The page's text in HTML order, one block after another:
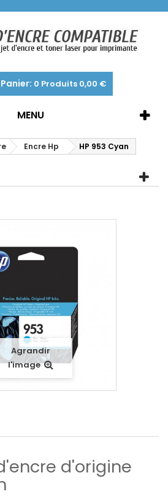
Panier: 0 Produits 0,00 €
MENU
Encre Hp HP 953 Cyan
Agrandir
l'image
d'origine